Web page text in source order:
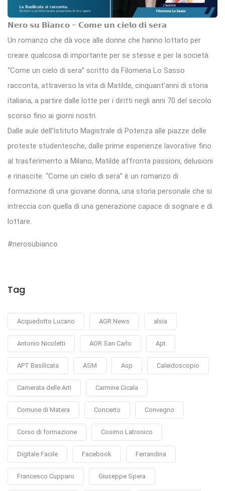
𝗡𝗲𝗿𝗼 𝘀𝘂 𝗕𝗶𝗮𝗻𝗰𝗼 – 𝗖𝗼𝗺𝗲 𝘂𝗻 𝗰𝗶𝗲𝗹𝗼 𝗱𝗶 𝘀𝗲𝗿𝗮
Un romanzo che dà voce alle donne che hanno lottato per
creare qualcosa di importante per se stesse e per la società.
“Come un cielo di sera” scritto da Filomena Lo Sasso
racconta, attraverso la vita di Matilde, cinquant’anni di storia
italiana, a partire dalle lotte per i diritti negli anni 70 del secolo
scorso fino ai giorni nostri.
Dalle aule dell’Istituto Magistrale di Potenza alle piazze delle
proteste studentesche, dalle prime esperienze lavorative fino
al trasferimento a Milano, Matilde affronta passioni, delusioni
e rinascite. “Come un cielo di sera” è un romanzo di
formazione di una giovane donna, una storia personale che si
intreccia con quella di una generazione capace di sognare e di
lottare.
#nerosubianco
Tag
Acquedotto Lucano AGR News alsia
Antonio Nicoletti AOR San Carlo Apt
APT Basilicata ASM Asp Caleidoscopio
Camerata delle Arti Carmine Cicala
Comune di Matera Concerto Convegno
Corso di formazione Cosimo Latronico
Digitale Facile Facebook Ferrandina
Francesco Cupparo Giuseppe Spera